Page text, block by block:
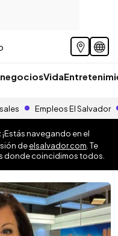
Vida
Empleos El Salvador
¡Estás navegando en el
deelsalvador.com . Te
donde coincidimos todos.